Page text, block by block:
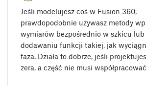
Jeśli modelujesz coś w Fusion 360,
prawdopodobnie używasz metody
wymiarów bezpośrednio w szkicu lub
dodawaniu funkcji takiej, jak
faza. Działa to dobrze, jeśli
zera, a część nie musi